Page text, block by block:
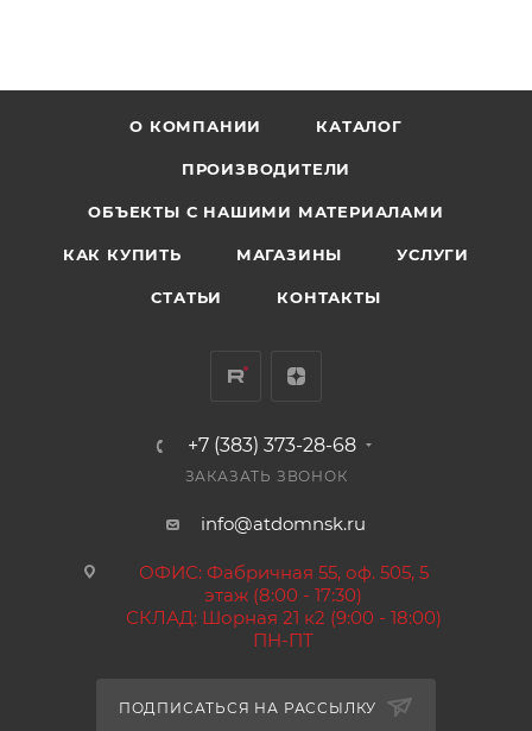
О КОМПАНИИ КАТАЛОГ
ПРОИЗВОДИТЕЛИ
ОБЪЕКТЫ С НАШИМИ МАТЕРИАЛАМИ
КАК КУПИТЬ МАГАЗИНЫ УСЛУГИ
СТАТЬИ КОНТАКТЫ
+7 (383) 373-28-68
ЗАКАЗАТЬ ЗВОНОК
info@atdomnsk.ru
ОФИС: Фабричная 55, оф. 505, 5
этаж (8:00 - 17:30)
СКЛАД: Шорная 21 к2 (9:00 - 18:00)
ПН-ПТ
ПОДПИСАТЬСЯ НА РАССЫЛКУ